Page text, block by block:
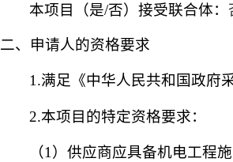
本项目（是/否）接受联合体：
二、申请人的资格要求
1.满足《中华人民共和国政府
2.本项目的特定资格要求：
（1）供应商应具备机电工程